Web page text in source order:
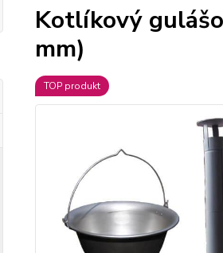
Kotlíkový
mm)
TOP produkt